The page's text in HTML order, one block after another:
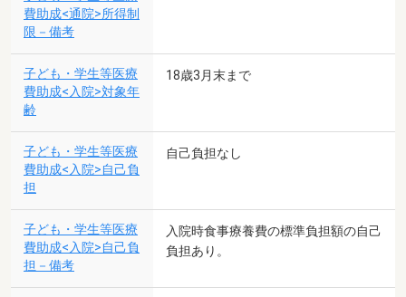
費助成<通院>所得制
限－備考
子ども・学生等医療
費助成<入院>対象年
齢
18歳3月末まで
子ども・学生等医療
費助成<入院>自己負
担
自己負担なし
子ども・学生等医療
費助成<入院>自己負
担－備考
入院時食事療養費の標準負担額の自己
負担あり。